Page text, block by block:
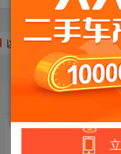
当前条件下暂无车源！
以下车源的筛选条件为:
请选择欲购